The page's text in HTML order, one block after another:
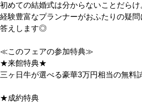
初めての結婚式は分からないことだらけ
経験豊富なプランナーがおふたりの疑
答えします◎
≪このフェアの参加特典≫
★来館特典★
三ヶ日牛が選べる豪華3万円相当の無料
★成約特典